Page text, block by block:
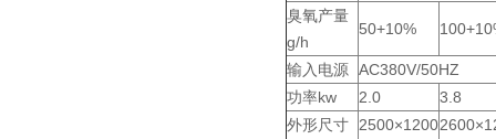
臭氧产量
g/h
50+10%
输入电源 AC380V/50HZ
功率kw
2.0
3.8
外形尺寸
2500×1200